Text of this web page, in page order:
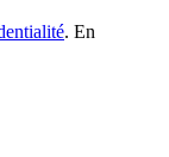
. En